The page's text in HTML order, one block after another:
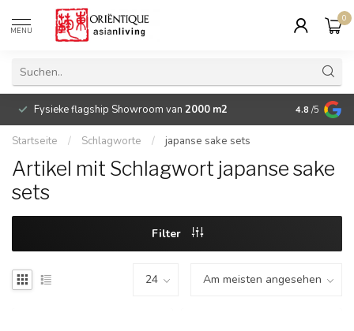
MENU
0
Fysieke flagship Showroom van 2000 m2 Betaalbare
4.8 /5
Startseite / Schlagworte / japanse sake sets
Artikel mit Schlagwort japanse sake
sets
Filter